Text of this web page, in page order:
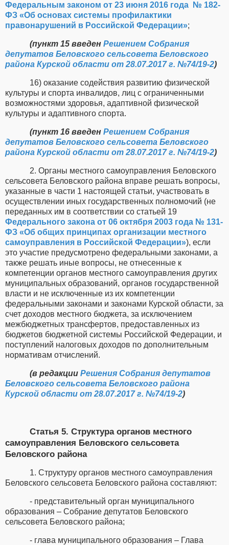
Федеральным законом от 23 июня 2016 года
№ 182-
ФЗ «Об основах системы профилактики
правонарушений в Российской Федерации»;
(пункт 15 введен Решением Собрания
депутатов Беловского сельсовета Беловского
района Курской области от 28.07.2017 г. №74/19-2)
16) оказание содействия развитию физической
культуры и спорта инвалидов, лиц с ограниченными
возможностями здоровья, адаптивной физической
культуры и адаптивного спорта.
(пункт 16 введен Решением Собрания
депутатов Беловского сельсовета Беловского
района Курской области от 28.07.2017 г. №74/19-2)
2. Органы местного самоуправления Беловского
сельсовета Беловского района вправе решать вопросы,
указанные в части 1 настоящей статьи, участвовать в
осуществлении иных государственных полномочий (не
переданных им в соответствии со статьей 19
Федерального закона от 06 октября 2003 года № 131-
ФЗ «Об общих принципах организации местного
самоуправления в Российской Федерации»), если
это участие предусмотрено федеральными законами, а
также решать иные вопросы, не отнесенные к
компетенции органов местного самоуправления других
муниципальных образований, органов государственной
власти и не исключенные из их компетенции
федеральными законами и законами Курской области, за
счет доходов местного бюджета, за исключением
межбюджетных трансфертов, предоставленных из
бюджетов бюджетной системы Российской Федерации, и
поступлений налоговых доходов по дополнительным
нормативам отчислений.
(в редакции Решения Собрания депутатов
Беловского сельсовета Беловского района
Курской области от 28.07.2017 г. №74/19-2)
Статья 5. Структура органов местного
самоуправления Беловского сельсовета
Беловского района
1. Структуру органов местного самоуправления
Беловского сельсовета Беловского района составляют:
- представительный орган муниципального
образования – Собрание депутатов Беловского
сельсовета Беловского района;
- глава муниципального образования – Глава